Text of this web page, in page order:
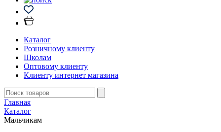
Каталог
Розничному клиенту
Школам
Оптовому клиенту
Клиенту интернет магазина
Главная
Каталог
Мальчикам